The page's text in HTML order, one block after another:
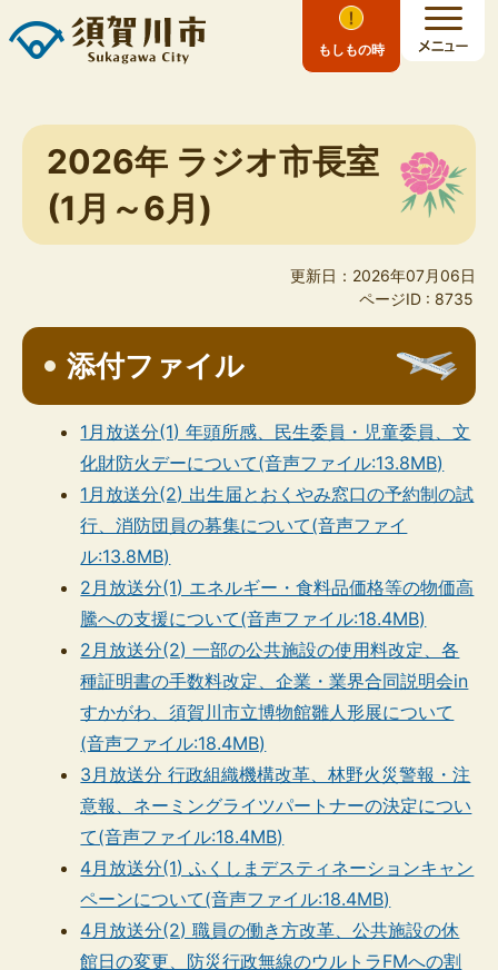
もしもの時
2026年 ラジオ市長室
(1月～6月)
更新日：2026年07月06日
ページID : 8735
添付ファイル
1月放送分(1) 年頭所感、民生委員・児童委員、文
化財防火デーについて(音声ファイル:13.8MB)
1月放送分(2) 出生届とおくやみ窓口の予約制の試
行、消防団員の募集について(音声ファイ
ル:13.8MB)
2月放送分(1) エネルギー・食料品価格等の物価高
騰への支援について(音声ファイル:18.4MB)
2月放送分(2) 一部の公共施設の使用料改定、各
種証明書の手数料改定、企業・業界合同説明会in
すかがわ、須賀川市立博物館雛人形展について
(音声ファイル:18.4MB)
3月放送分 行政組織機構改革、林野火災警報・注
意報、ネーミングライツパートナーの決定につい
て(音声ファイル:18.4MB)
4月放送分(1) ふくしまデスティネーションキャン
ペーンについて(音声ファイル:18.4MB)
4月放送分(2) 職員の働き方改革、公共施設の休
館日の変更、防災行政無線のウルトラFMへの割